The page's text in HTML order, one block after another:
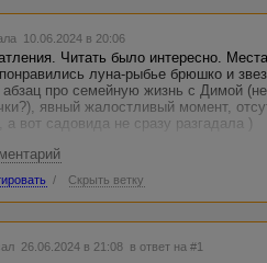
10.06.2024 в 20:06
Читать было интересно.
луна-рыбье брюшко и
абзац про семейную жизнь с Димой
явный жалостливый момент,
а вот садовида не сразу разгадала )
/ Скрыть ветку
26.06.2024 в 21:08 в ответ на #1